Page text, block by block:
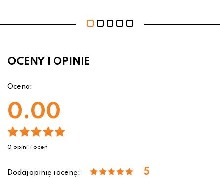
OCENY I OPINIE
Ocena:
0.00
0 opinii i ocen
Dodaj opinię i ocenę: 5